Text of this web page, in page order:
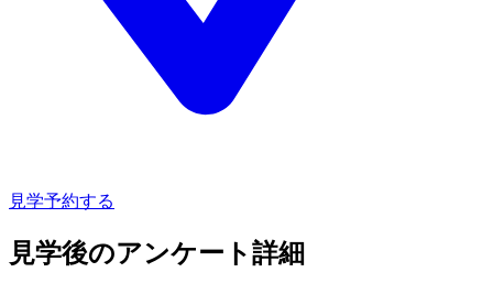
見学予約する
見学後のアンケート詳細